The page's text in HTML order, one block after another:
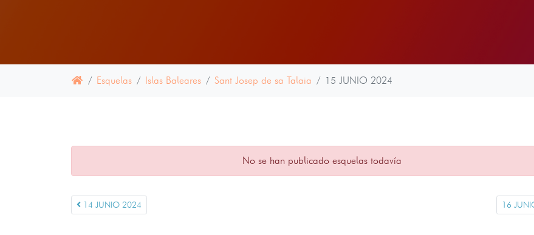
Esquelas Islas Baleares Sant Josep de sa Talaia 15 JUNIO 2024
No se han publicado esquelas todavía
14 JUNIO 2024 16